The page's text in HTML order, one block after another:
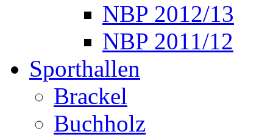
NBP 2012/13
NBP 2011/12
Sporthallen
Brackel
Buchholz